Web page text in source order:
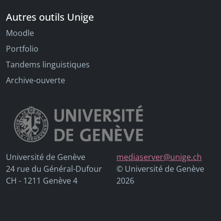
Autres outils Unige
Moodle
Portfolio
Tandems linguistiques
Archive-ouverte
Université de Genève
24 rue du Général-Dufour
CH - 1211 Genève 4
mediaserver@unige.ch
© Université de Genève
2026